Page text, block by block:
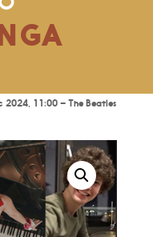
2024, 11:00 – The Beatles